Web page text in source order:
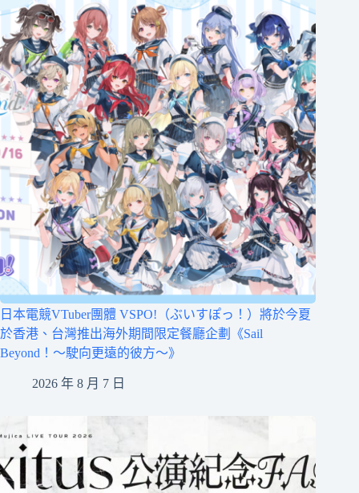
日本電競VTuber團體 VSPO!（ぶいすぽっ！）將於今夏
於香港、台灣推出海外期間限定餐廳企劃《Sail
Beyond！～駛向更遠的彼方～》
2026 年 8 月 7 日